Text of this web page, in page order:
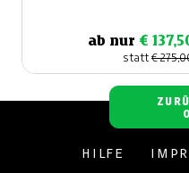
ab nur €
statt€
HILFE